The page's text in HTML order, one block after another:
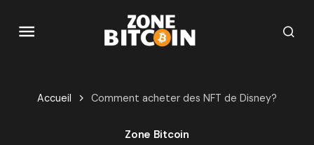
Accueil Comment acheter des NFT de Disney?
Zone Bitcoin